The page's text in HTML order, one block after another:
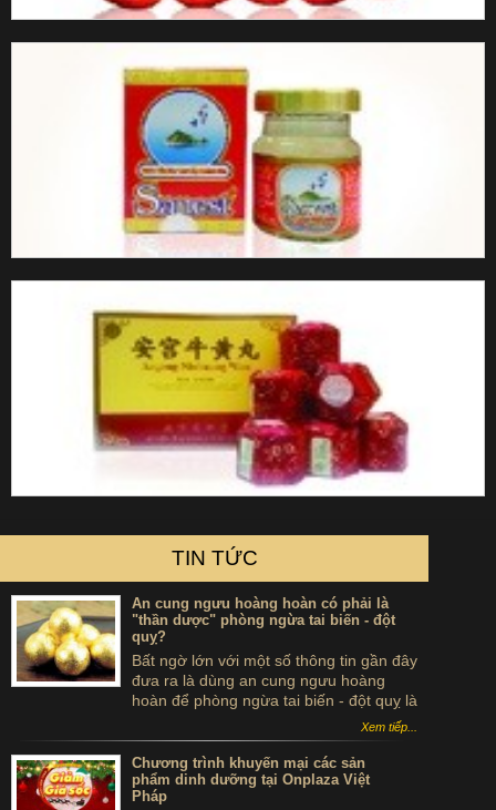
TIN TỨC
An cung ngưu hoàng hoàn có phải là
"thần dược" phòng ngừa tai biến - đột
quỵ?
Bất ngờ lớn với một số thông tin gần đây
đưa ra là dùng an cung ngưu hoàng
hoàn để phòng ngừa tai biến - đột quỵ là
...tự sát. Thực hư sản phẩm này ra sao,
có thể dùng để phòng tai biến - đột quỵ
không?
Xem tiếp...
Chương trình khuyến mại các sản
phẩm dinh dưỡng tại Onplaza Việt
Pháp